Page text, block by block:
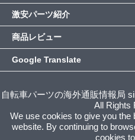
激安パーツ紹介
商品レビュー
Google Translate
自転車パーツの海外通販情報局
All Rights
We use cookies to give you the
website. By continuing to
cookies